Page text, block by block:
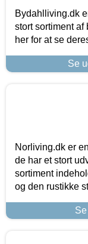
Bydahlliving.dk
stort sortiment
her for at se
Se
Norliving.dk er
de har et stort
sortiment
og den rustikke